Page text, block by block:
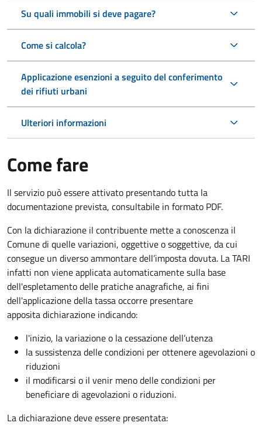
Su quali immobili si deve pagare?
Come si calcola?
Applicazione esenzioni a seguito del conferimento
dei rifiuti urbani
Ulteriori informazioni
Come fare
Il servizio può essere attivato presentando tutta la
documentazione prevista, consultabile in formato PDF.
Con la dichiarazione il contribuente mette a conoscenza il
Comune di quelle variazioni, oggettive o soggettive, da cui
consegue un diverso ammontare dell’imposta dovuta. La TARI
infatti non viene applicata automaticamente sulla base
dell'espletamento delle pratiche anagrafiche, ai fini
dell'applicazione della tassa occorre presentare
apposita dichiarazione indicando:
l'inizio, la variazione o la cessazione dell’utenza
la sussistenza delle condizioni per ottenere agevolazioni o
riduzioni
il modificarsi o il venir meno delle condizioni per
beneficiare di agevolazioni o riduzioni.
La dichiarazione deve essere presentata: